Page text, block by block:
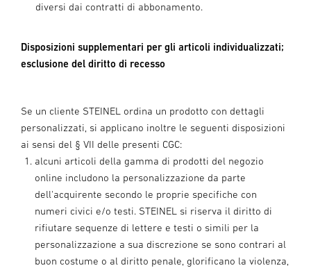
diversi dai contratti di abbonamento.
Disposizioni supplementari per gli articoli individualizzati;
esclusione del diritto di recesso
Se un cliente STEINEL ordina un prodotto con dettagli
personalizzati, si applicano inoltre le seguenti disposizioni
ai sensi del § VII delle presenti CGC:
alcuni articoli della gamma di prodotti del negozio
online includono la personalizzazione da parte
dell'acquirente secondo le proprie specifiche con
numeri civici e/o testi. STEINEL si riserva il diritto di
rifiutare sequenze di lettere e testi o simili per la
personalizzazione a sua discrezione se sono contrari al
buon costume o al diritto penale, glorificano la violenza,